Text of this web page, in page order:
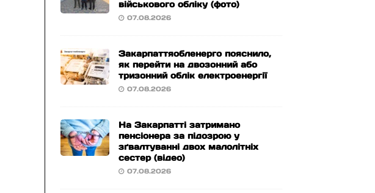
військового обліку (фото)
07.08.2026
Закарпаттяобленерго пояснило,
як перейти на двозонний або
тризонний облік електроенергії
07.08.2026
На Закарпатті затримано
пенсіонера за підозрою у
зґвалтуванні двох малолітніх
сестер (відео)
07.08.2026